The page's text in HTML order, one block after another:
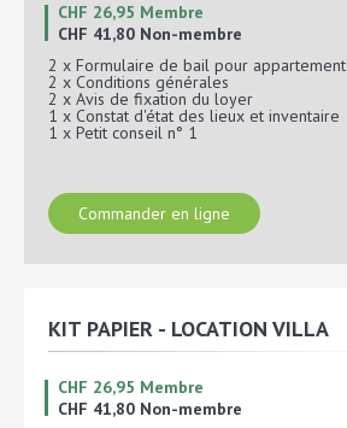
CHF 26,95 Membre
CHF 41,80 Non-membre
2 x Formulaire de bail pour appartement
2 x Conditions générales
2 x Avis de fixation du loyer
1 x Constat d'état des lieux et inventaire
1 x Petit conseil n° 1
Commander en ligne
KIT PAPIER - LOCATION VILLA
CHF 26,95 Membre
CHF 41,80 Non-membre